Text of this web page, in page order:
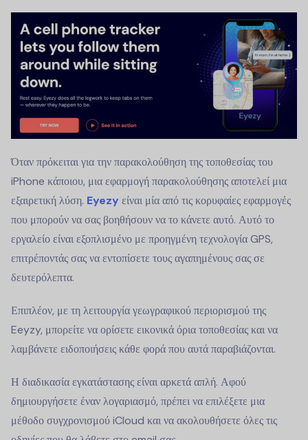
Όταν πρόκειται για την παρακολούθηση της τοποθεσίας του
iPhone κάποιου, μια εφαρμογή παρακολούθησης αποτελεί μια
εξαιρετική λύση. Eyezy είναι μία από τις κορυφαίες εφαρμογές
που μπορούν να σας βοηθήσουν να το κάνετε αυτό. Αυτό το
εργαλείο είναι εξοπλισμένο με προηγμένη τεχνολογία GPS,
επιτρέποντάς σας να εντοπίσετε τους αγαπημένους σας σε
δευτερόλεπτα.
Επιπλέον, με τη λειτουργία γεωγραφικού περιορισμού της
Eeyzy, μπορείτε να ορίσετε εικονικά όρια τοποθεσίας και να
λαμβάνετε ειδοποιήσεις κάθε φορά που αυτά παραβιάζονται.
Η διαδικασία εγκατάστασης είναι αρκετά απλή. Αφού
δημιουργήσετε έναν λογαριασμό, πρέπει να επιλέξετε μια
μέθοδο συγχρονισμού iCloud και να ακολουθήσετε όλες τις